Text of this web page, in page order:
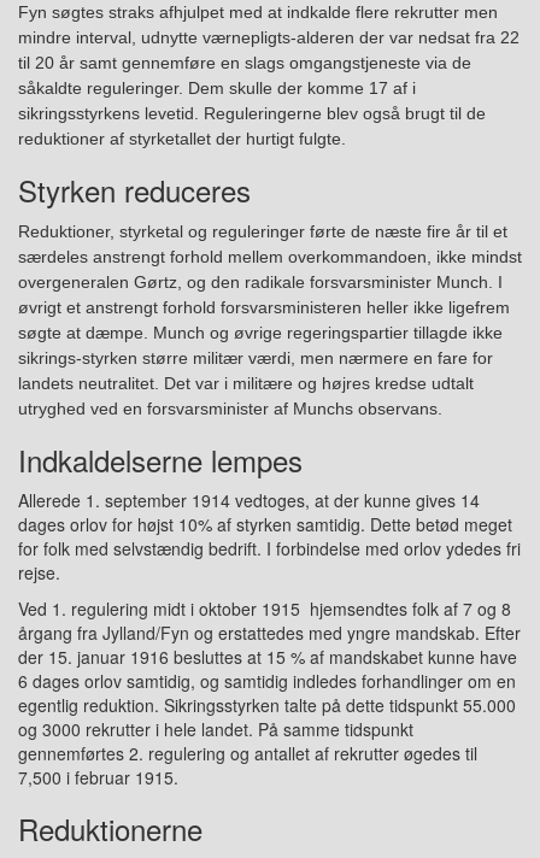
Fyn søgtes straks afhjulpet med at indkalde flere rekrutter men
mindre interval, udnytte værnepligts-alderen der var nedsat fra 22
til 20 år samt gennemføre en slags omgangstjeneste via de
såkaldte reguleringer. Dem skulle der komme 17 af i
sikringsstyrkens levetid. Reguleringerne blev også brugt til de
reduktioner af styrketallet der hurtigt fulgte.
Styrken reduceres
Reduktioner, styrketal og reguleringer førte de næste fire år til et
særdeles anstrengt forhold mellem overkommandoen, ikke mindst
overgeneralen Gørtz, og den radikale forsvarsminister Munch. I
øvrigt et anstrengt forhold forsvarsministeren heller ikke ligefrem
søgte at dæmpe. Munch og øvrige regeringspartier tillagde ikke
sikrings-styrken større militær værdi, men nærmere en fare for
landets neutralitet. Det var i militære og højres kredse udtalt
utryghed ved en forsvarsminister af Munchs observans.
Indkaldelserne lempes
Allerede 1. september 1914 vedtoges, at der kunne gives 14
dages orlov for højst 10% af styrken samtidig. Dette betød meget
for folk med selvstændig bedrift. I forbindelse med orlov ydedes fri
rejse.
Ved 1. regulering midt i oktober 1915 hjemsendtes folk af 7 og 8
årgang fra Jylland/Fyn og erstattedes med yngre mandskab. Efter
der 15. januar 1916 besluttes at 15 % af mandskabet kunne have
6 dages orlov samtidig, og samtidig indledes forhandlinger om en
egentlig reduktion. Sikringsstyrken talte på dette tidspunkt 55.000
og 3000 rekrutter i hele landet. På samme tidspunkt
gennemførtes 2. regulering og antallet af rekrutter øgedes til
7,500 i februar 1915.
Reduktionerne